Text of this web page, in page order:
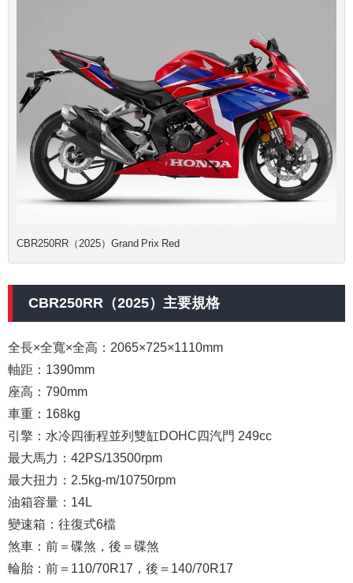
CBR250RR（2025）Grand Prix Red
CBR250RR（2025）主要規格
全長×全寬×全高：2065×725×1110mm
軸距：1390mm
座高：790mm
車重：168kg
引擎：水冷四衝程並列雙缸DOHC四汽門 249cc
最大馬力：42PS/13500rpm
最大扭力：2.5kg-m/10750rpm
油箱容量：14L
變速箱：往復式6檔
煞車：前＝碟煞，後＝碟煞
輪胎：前＝110/70R17，後＝140/70R17